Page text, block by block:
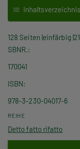
Inhaltsverzeichnis
128 Seiten einfärbig
SBNR.
170041
ISBN
978-3-230-04017-6
REIHE
Detto fatto rifatto